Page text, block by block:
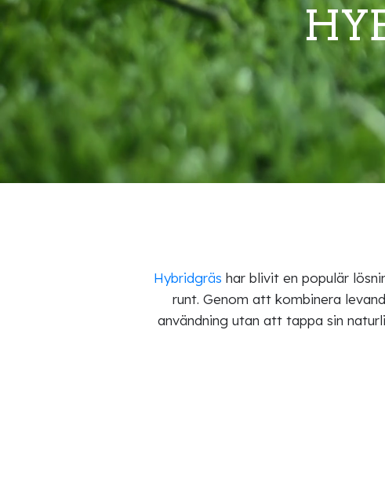
Hybridgräs har blivit en populär
runt. Genom att kombinera
användning utan att tappa sin